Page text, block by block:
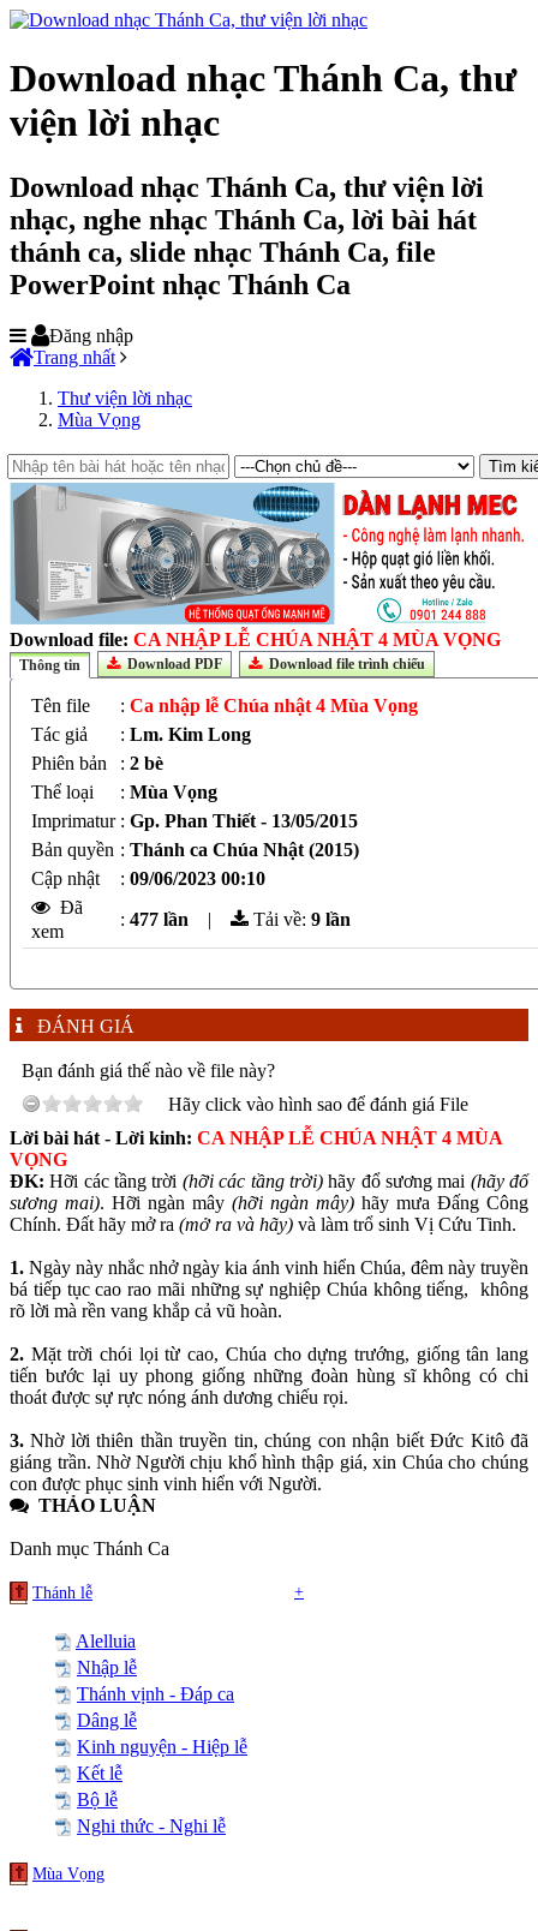
Download nhạc Thánh Ca, thư
viện lời nhạc
Download nhạc Thánh Ca, thư viện lời
nhạc, nghe nhạc Thánh Ca, lời bài hát
thánh ca, slide nhạc Thánh Ca, file
PowerPoint nhạc Thánh Ca
Đăng nhập
Trang nhất
Thư viện lời nhạc
Mùa Vọng
Download file: CA NHẬP LỄ CHÚA NHẬT 4 MÙA VỌNG
Thông tin Download PDF Download file trình chiếu
Tên file : Ca nhập lễ Chúa nhật 4 Mùa Vọng
Tác giả
: Lm. Kim Long
Phiên bản
: 2 bè
Thể loại
: Mùa Vọng
Imprimatur : Gp. Phan Thiết - 13/05/2015
Bản quyền : Thánh ca Chúa Nhật (2015)
Cập nhật
: 09/06/2023 00:10
Đã
xem
: 477 lần | Tải về: 9 lần
ĐÁNH GIÁ
Bạn đánh giá thế nào về file này?
Hãy click vào hình sao để đánh giá File
Lời bài hát - Lời kinh: CA NHẬP LỄ CHÚA NHẬT 4 MÙA
VỌNG
ĐK:Hỡi các tầng trời (hỡi các tầng trời)hãy đổ sương mai (hãy đổ
sương mai). Hỡi ngàn mây (hỡi ngàn mây) hãy mưa Đấng Công
Chính. Đất hãy mở ra (mở ra và hãy) và làm trổ sinh Vị Cứu Tinh.
1. Ngày này nhắc nhở ngày kia ánh vinh hiển Chúa, đêm này truyền
bá tiếp tục cao rao mãi những sự nghiệp Chúa không tiếng, không
rõ lời mà rền vang khắp cả vũ hoàn.
2. Mặt trời chói lọi từ cao, Chúa cho dựng trướng, giống tân lang
tiến bước lại uy phong giống những đoàn hùng sĩ không có chi
thoát được sự rực nóng ánh dương chiếu rọi.
3.Nhờ lời thiên thần truyền tin, chúng con nhận biết Đức Kitô đã
giáng trần. Nhờ Người chịu khổ hình thập giá, xin Chúa cho chúng
con được phục sinh vinh hiển với Người.
THẢO LUẬN
Danh mục Thánh Ca
Thánh lễ +
Alelluia
Nhập lễ
Thánh vịnh - Đáp ca
Dâng lễ
Kinh nguyện - Hiệp lễ
Kết lễ
Bộ lễ
Nghi thức - Nghi lễ
Mùa Vọng